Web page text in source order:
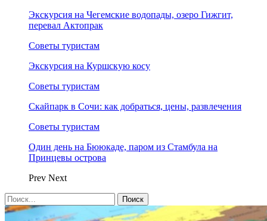
Экскурсия на Чегемские водопады, озеро Гижгит,
перевал Актопрак
Советы туристам
Экскурсия на Куршскую косу
Советы туристам
Скайпарк в Сочи: как добраться, цены, развлечения
Советы туристам
Один день на Бююкаде, паром из Стамбула на
Принцевы острова
Prev Next